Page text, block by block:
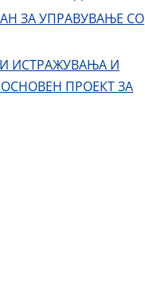
ЗА УПРАВУВАЊЕ СО
ИСТРАЖУВАЊА И
ПРОЕКТЗА